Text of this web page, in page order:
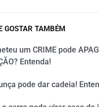
GOSTAR TAMBÉM
um CRIME pode
Entenda!
pode dar cadeia!